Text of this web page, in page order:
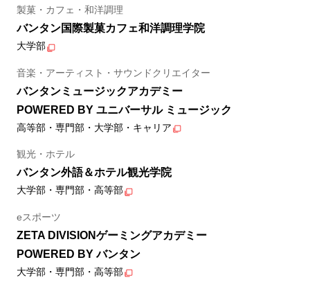
製菓・カフェ・和洋調理
バンタン国際製菓カフェ和洋調理学院
大学部
音楽・アーティスト・サウンドクリエイター
バンタンミュージックアカデミー
POWERED BY ユニバーサル ミュージック
高等部・専門部・大学部・キャリア
観光・ホテル
バンタン外語＆ホテル観光学院
大学部・専門部・高等部
eスポーツ
ZETA DIVISIONゲーミングアカデミー
POWERED BY バンタン
大学部・専門部・高等部